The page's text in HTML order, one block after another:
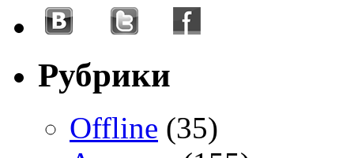
Рубрики
Offline (35)